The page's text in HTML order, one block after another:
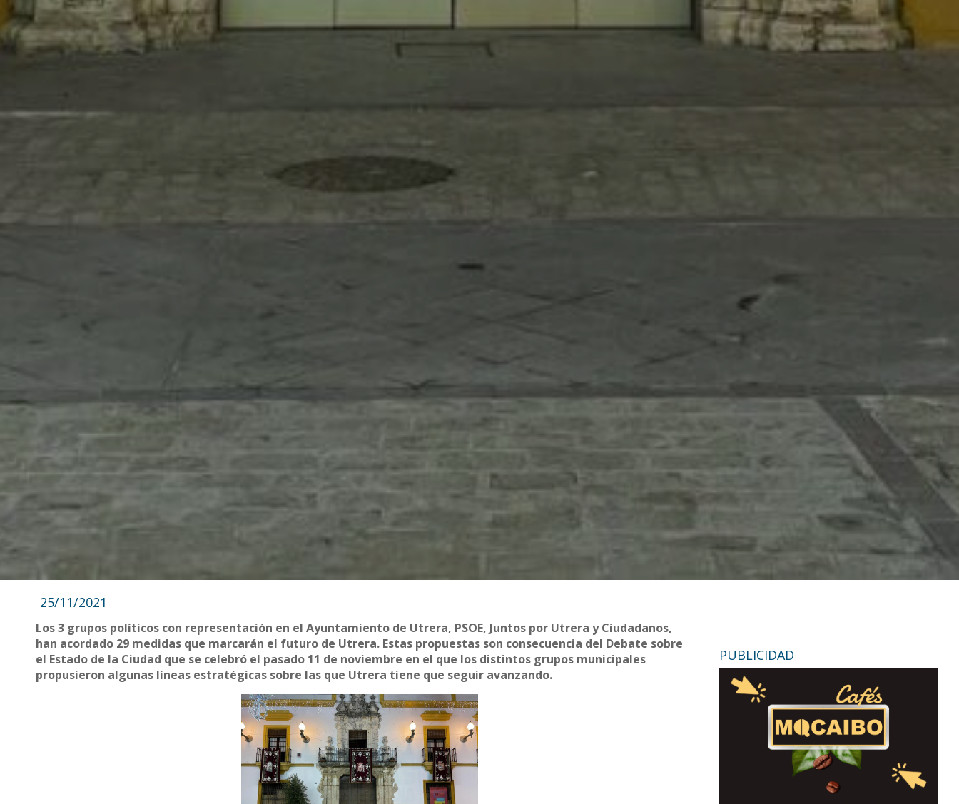
25/11/2021
Los 3 grupos políticos con representación en el Ayuntamiento de Utrera, PSOE, Juntos por Utrera y Ciudadanos,
han acordado 29 medidas que marcarán el futuro de Utrera. Estas propuestas son consecuencia del Debate sobre
el Estado de la Ciudad que se celebró el pasado 11 de noviembre en el que los distintos grupos municipales
propusieron algunas líneas estratégicas sobre las que Utrera tiene que seguir avanzando.
PUBLICIDAD